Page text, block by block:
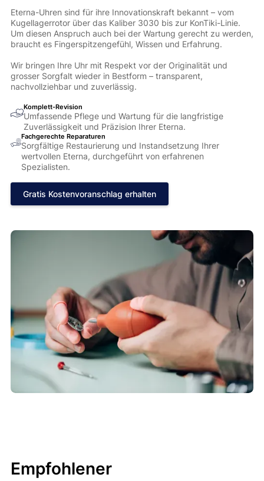
Eterna-Uhren sind für ihre Innovationskraft bekannt – vom
Kugellagerrotor über das Kaliber 3030 bis zur KonTiki-Linie.
Um diesen Anspruch auch bei der Wartung gerecht zu werden,
braucht es Fingerspitzengefühl, Wissen und Erfahrung.
Wir bringen Ihre Uhr mit Respekt vor der Originalität und
grosser Sorgfalt wieder in Bestform – transparent,
nachvollziehbar und zuverlässig.
Komplett-Revision
Umfassende Pflege und Wartung für die langfristige
Zuverlässigkeit und Präzision Ihrer Eterna.
Fachgerechte Reparaturen
Sorgfältige Restaurierung und Instandsetzung Ihrer
wertvollen Eterna, durchgeführt von erfahrenen
Spezialisten.
Gratis Kostenvoranschlag erhalten
Empfohlener